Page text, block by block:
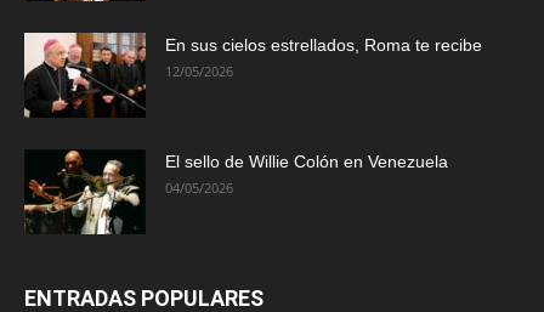
En sus cielos estrellados, Roma te recibe
12/05/2026
El sello de Willie Colón en Venezuela
04/05/2026
ENTRADAS POPULARES